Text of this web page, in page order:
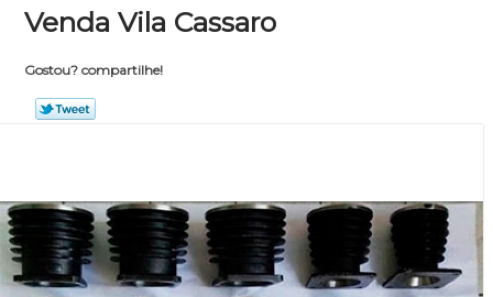
Venda Vila Cassaro
Gostou? compartilhe!